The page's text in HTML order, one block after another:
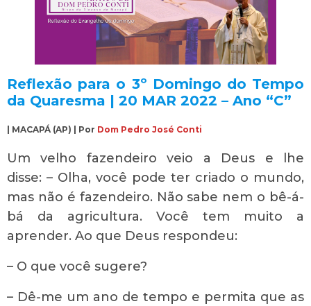
Reflexão para o 3º Domingo do Tempo
da Quaresma | 20 MAR 2022 – Ano “C”
| MACAPÁ (AP) | Por Dom Pedro José Conti
Um velho fazendeiro veio a Deus e lhe
disse: – Olha, você pode ter criado o mundo,
mas não é fazendeiro. Não sabe nem o bê-á-
bá da agricultura. Você tem muito a
aprender. Ao que Deus respondeu:
– O que você sugere?
– Dê-me um ano de tempo e permita que as